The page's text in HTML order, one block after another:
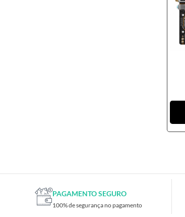
Processadores
SAIS
Ventoínhas
PAGAMENTO SEGURO
100% de segurança no pagamento